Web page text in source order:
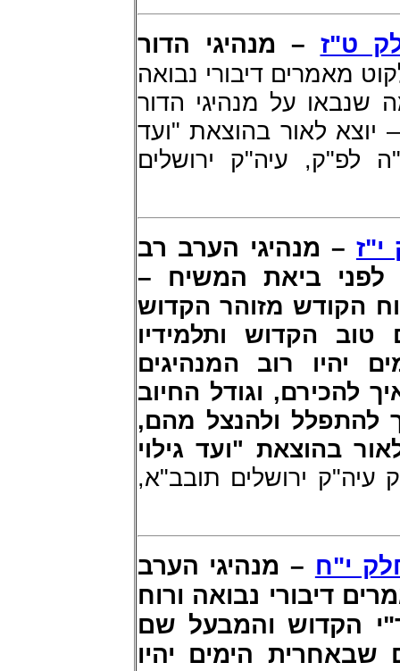
ט"ז – מנהיגי הדור
מאמרים דיבורי נבואה
שנבאו על מנהיגי הדור
לאור בהוצאת "ועד
לפ"ק, עיה"ק ירושלים
– מנהיגי הערב רב
לפני ביאת המשיח –
הקודש מזוהר הקדוש
הקדוש ותלמידיו
יהיו רוב המנהיגים
להכירם, וגודל החיוב
להתפלל ולהנצל מהם,
בהוצאת "ועד גילוי
ירושלים תובב"א,
י"ח – מנהיגי הערב
דיבורי נבואה ורוח
הקדוש והמבעל שם
שבאחרית הימים יהיו